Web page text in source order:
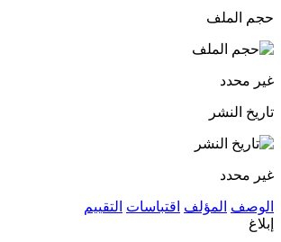
حجم الملف
غير محدد
تاريخ النشر
غير محدد
الوصف المؤلف اقتباسات التقييم
إبلاغ